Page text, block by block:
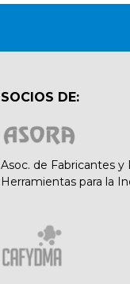
SOCIOS DE:
Asoc. de Fabricantes y
Herramientas para la